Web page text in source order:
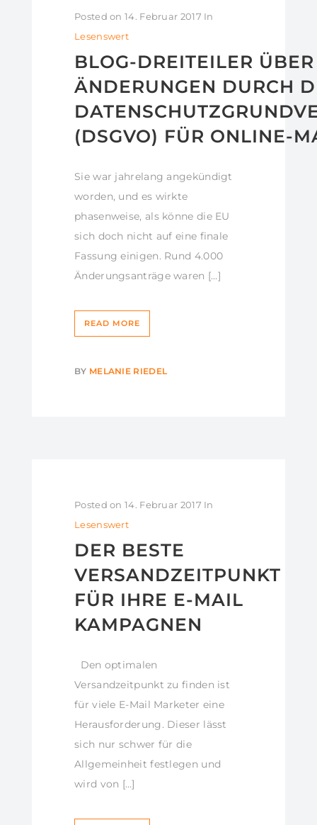
Posted on 14. Februar 2017 In
Lesenswert
BLOG-DREITEILER
ÄNDERUNGEN DURCH
(DSGVO) FÜR ONLINE-
Sie war jahrelang angekündigt
worden, und es wirkte
phasenweise, als könne die EU
sich doch nicht auf eine finale
Fassung einigen. Rund 4.000
Änderungsanträge waren […]
READ MORE
BY MELANIE RIEDEL
Posted on 14. Februar 2017 In
Lesenswert
DER BESTE
VERSANDZEITPUNKT
FÜR IHRE E-MAIL
KAMPAGNEN
Den optimalen
Versandzeitpunkt zu finden ist
für viele E-Mail Marketer eine
Herausforderung. Dieser lässt
sich nur schwer für die
Allgemeinheit festlegen und
wird von […]